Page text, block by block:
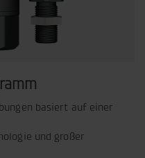
basiert auf einer
und großer